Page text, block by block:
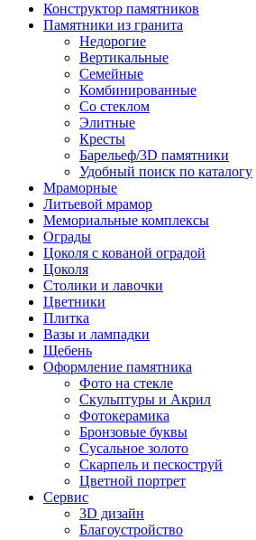
Конструктор памятников
Памятники из гранита
Недорогие
Вертикальные
Семейные
Комбинированные
Со стеклом
Элитные
Кресты
Барельеф/3D памятники
Удобный поиск по каталогу
Мраморные
Литьевой мрамор
Мемориальные комплексы
Ограды
Цоколя с кованой оградой
Цоколя
Столики и лавочки
Цветники
Плитка
Вазы и лампадки
Щебень
Оформление памятника
Фото на стекле
Скульптуры и Акрил
Фотокерамика
Бронзовые буквы
Сусальное золото
Скарпель и пескоструй
Цветной портрет
Сервис
3D дизайн
Благоустройство